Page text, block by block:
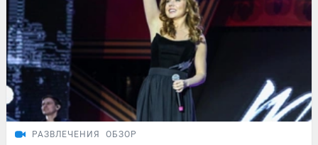
РАЗВЛЕЧЕНИЯ ОБЗОР